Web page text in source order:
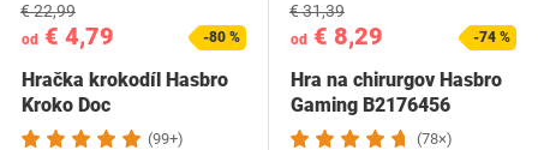
od € 4,79
€ 22,99
-80 %
Hračka krokodíl Hasbro
Kroko Doc
(99+)
od € 8,29
€ 31,39
-74 %
Hra na chirurgov Hasbro
Gaming B2176456
(78×)